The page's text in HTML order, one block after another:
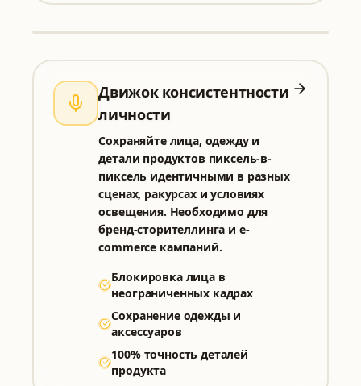
Движок консистентности
личности
Сохраняйте лица, одежду и
детали продуктов пиксель-в-
пиксель идентичными в разных
сценах, ракурсах и условиях
освещения. Необходимо для
бренд-сторителлинга и e-
commerce кампаний.
Блокировка лица в
неограниченных кадрах
Сохранение одежды и
аксессуаров
100% точность деталей
продукта
ВСЕ ИНСТРУМЕНТЫ
Выберите инструмент для генерации
Nano Banana 2
Быстрое редактирование и референсные сценарии
Nano Banana Pro